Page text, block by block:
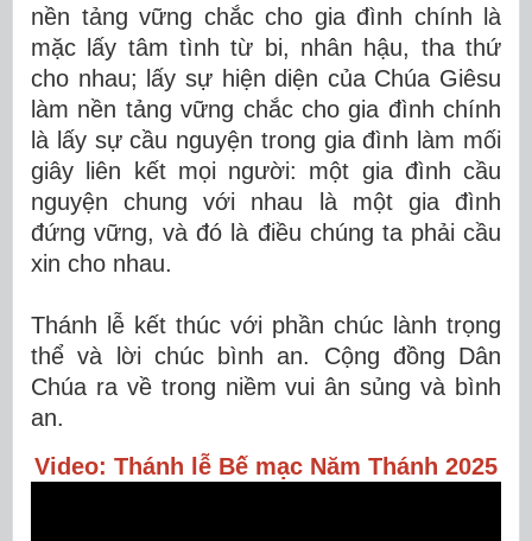
nền tảng vững chắc cho gia đình chính là
mặc lấy tâm tình từ bi, nhân hậu, tha thứ
cho nhau; lấy sự hiện diện của Chúa Giêsu
làm nền tảng vững chắc cho gia đình chính
là lấy sự cầu nguyện trong gia đình làm mối
giây liên kết mọi người: một gia đình cầu
nguyện chung với nhau là một gia đình
đứng vững, và đó là điều chúng ta phải cầu
xin cho nhau.
Thánh lễ kết thúc với phần chúc lành trọng
thể và lời chúc bình an. Cộng đồng Dân
Chúa ra về trong niềm vui ân sủng và bình
an.
Video: Thánh lễ Bế mạc Năm Thánh 2025